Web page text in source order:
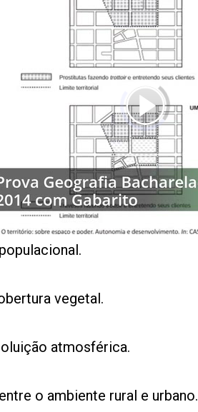
vegetal.
atmosférica.
o ambiente rural e urbano.